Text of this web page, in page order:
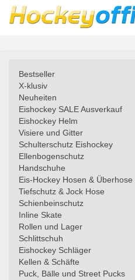
Bestseller
X-klusiv
Neuheiten
Eishockey SALE Ausverkauf
Eishockey Helm
Visiere und Gitter
Schulterschutz Eishockey
Ellenbogenschutz
Handschuhe
Eis-Hockey Hosen & Überhose
Tiefschutz & Jock Hose
Schienbeinschutz
Inline Skate
Rollen und Lager
Schlittschuh
Eishockey Schläger
Kellen & Schäfte
Puck, Bälle und Street Pucks